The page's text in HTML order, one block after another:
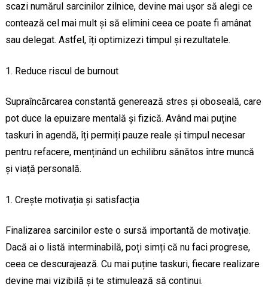
scazi numărul sarcinilor zilnice, devine mai ușor să alegi ce
contează cel mai mult și să elimini ceea ce poate fi amânat
sau delegat. Astfel, îți optimizezi timpul și rezultatele.
Reduce riscul de burnout
Supraîncărcarea constantă generează stres și oboseală, care
pot duce la epuizare mentală și fizică. Având mai puține
taskuri în agendă, îți permiți pauze reale și timpul necesar
pentru refacere, menținând un echilibru sănătos între muncă
și viață personală.
Crește motivația și satisfacția
Finalizarea sarcinilor este o sursă importantă de motivație.
Dacă ai o listă interminabilă, poți simți că nu faci progrese,
ceea ce descurajează. Cu mai puține taskuri, fiecare realizare
devine mai vizibilă și te stimulează să continui.